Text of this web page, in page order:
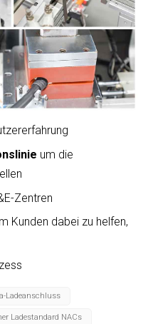
um die
Zentren
Kunden dabei zu helfen,
Ladeanschluss
Ladestandard NACs